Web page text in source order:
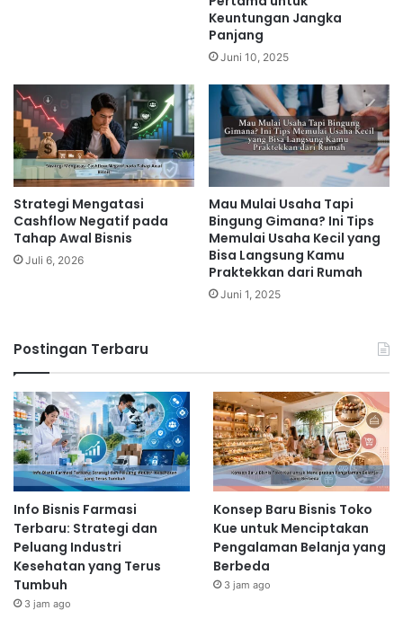
Keuntungan Jangka
Panjang
Juni 10, 2025
Strategi Mengatasi
Cashflow Negatif pada
Tahap Awal Bisnis
Juli 6, 2026
Mau Mulai Usaha Tapi
Bingung Gimana? Ini Tips
Memulai Usaha Kecil yang
Bisa Langsung Kamu
Praktekkan dari Rumah
Juni 1, 2025
Postingan Terbaru
Info Bisnis Farmasi
Terbaru: Strategi dan
Peluang Industri
Kesehatan yang Terus
Tumbuh
3 jam ago
Konsep Baru Bisnis Toko
Kue untuk Menciptakan
Pengalaman Belanja yang
Berbeda
3 jam ago